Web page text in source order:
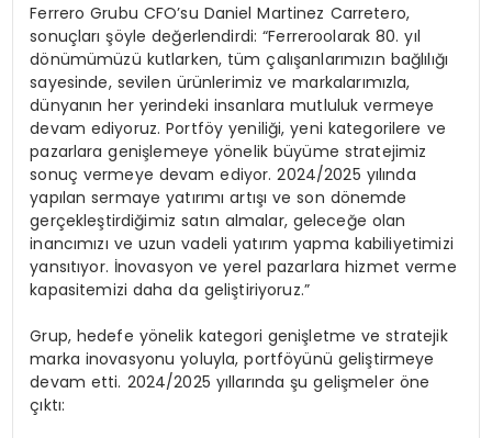
Ferrero Grubu CFO’su Daniel Martinez Carretero,
sonuçları şöyle değerlendirdi: “Ferreroolarak 80. yıl
dönümümüzü kutlarken, tüm çalışanlarımızın bağlılığı
sayesinde, sevilen ürünlerimiz ve markalarımızla,
dünyanın her yerindeki insanlara mutluluk vermeye
devam ediyoruz. Portföy yeniliği, yeni kategorilere ve
pazarlara genişlemeye yönelik büyüme stratejimiz
sonuç vermeye devam ediyor. 2024/2025 yılında
yapılan sermaye yatırımı artışı ve son dönemde
gerçekleştirdiğimiz satın almalar, geleceğe olan
inancımızı ve uzun vadeli yatırım yapma kabiliyetimizi
yansıtıyor. İnovasyon ve yerel pazarlara hizmet verme
kapasitemizi daha da geliştiriyoruz.”
Grup, hedefe yönelik kategori genişletme ve stratejik
marka inovasyonu yoluyla, portföyünü geliştirmeye
devam etti. 2024/2025 yıllarında şu gelişmeler öne
çıktı: